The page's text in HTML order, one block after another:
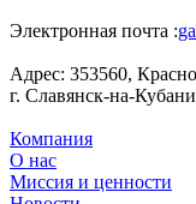
Электронная почта :
Адрес: 353560,
г. Славянск-на-
Компания
О нас
Миссия и ценности